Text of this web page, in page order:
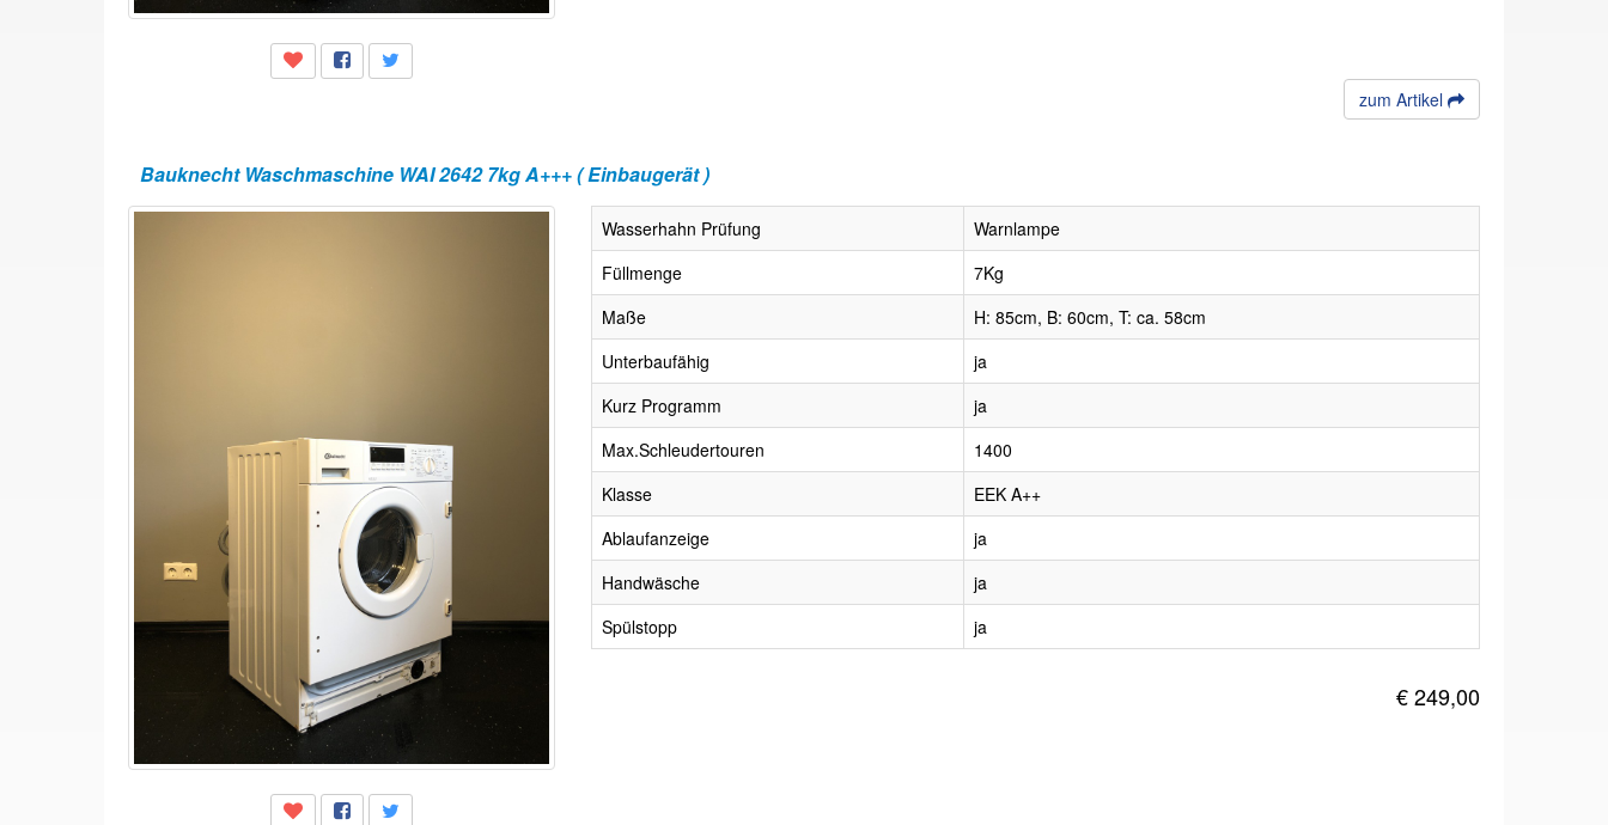
zum Artikel
Bauknecht Waschmaschine WAI 2642 7kg A+++ ( Einbaugerät )
Wasserhahn Prüfung
Warnlampe
Füllmenge
7Kg
Maße
H: 85cm, B: 60cm, T: ca. 58cm
Unterbaufähig
ja
Kurz Programm
ja
Max.Schleudertouren
1400
Klasse
EEK A++
Ablaufanzeige
ja
Handwäsche
ja
Spülstopp
ja
€ 249,00